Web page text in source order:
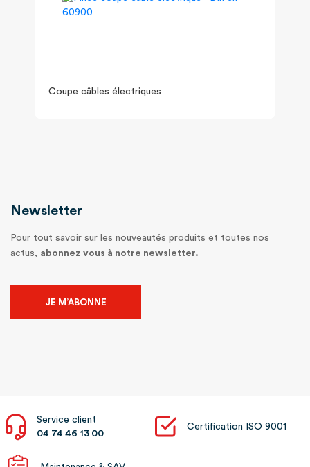
Coupe câbles électriques
Newsletter
Pour tout savoir sur les nouveautés produits et toutes nos
actus, abonnez vous à notre newsletter.
JE M’ABONNE
Service client
04 74 46 13 00
Certification ISO 9001